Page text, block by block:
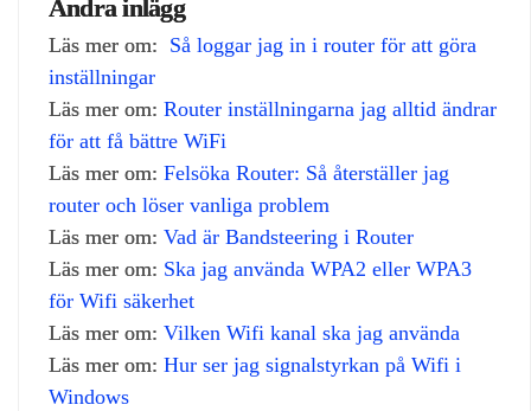
Andra inlägg
Läs mer om: Så loggar jag in i router för att göra
inställningar
Läs mer om: Router inställningarna jag alltid ändrar
för att få bättre WiFi
Läs mer om: Felsöka Router: Så återställer jag
router och löser vanliga problem
Läs mer om: Vad är Bandsteering i Router
Läs mer om: Ska jag använda WPA2 eller WPA3
för Wifi säkerhet
Läs mer om: Vilken Wifi kanal ska jag använda
Läs mer om: Hur ser jag signalstyrkan på Wifi i
Windows